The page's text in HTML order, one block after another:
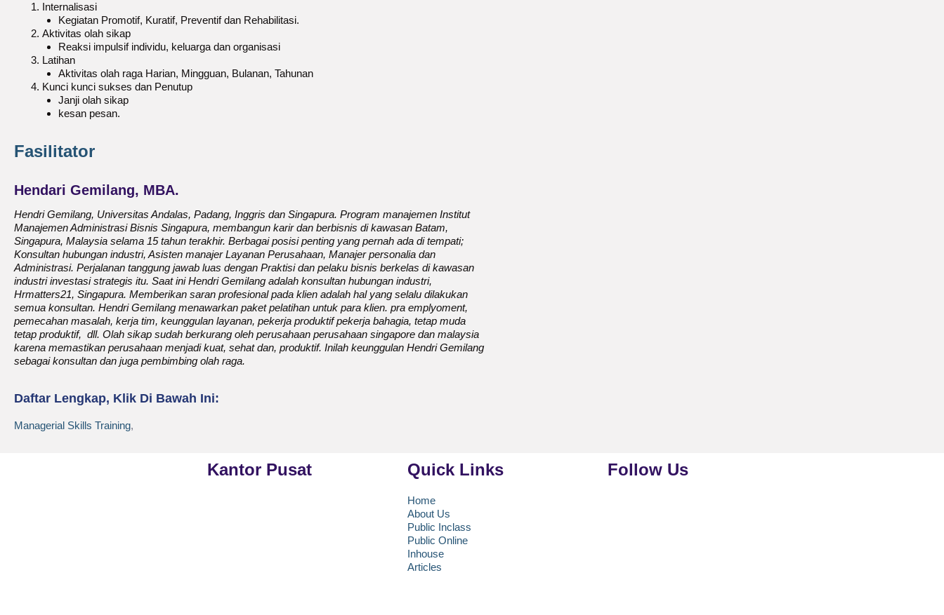
Internalisasi
Kegiatan Promotif, Kuratif, Preventif dan Rehabilitasi.
Aktivitas olah sikap
Reaksi impulsif individu, keluarga dan organisasi
Latihan
Aktivitas olah raga Harian, Mingguan, Bulanan, Tahunan
Kunci kunci sukses dan Penutup
Janji olah sikap
kesan pesan.
Fasilitator
Hendari Gemilang, MBA.
Hendri Gemilang, Universitas Andalas, Padang, Inggris dan Singapura. Program manajemen Institut
Manajemen Administrasi Bisnis Singapura, membangun karir dan berbisnis di kawasan Batam,
Singapura, Malaysia selama 15 tahun terakhir. Berbagai posisi penting yang pernah ada di tempati;
Konsultan hubungan industri, Asisten manajer Layanan Perusahaan, Manajer personalia dan
Administrasi. Perjalanan tanggung jawab luas dengan Praktisi dan pelaku bisnis berkelas di kawasan
industri investasi strategis itu. Saat ini Hendri Gemilang adalah konsultan hubungan industri,
Hrmatters21, Singapura. Memberikan saran profesional pada klien adalah hal yang selalu dilakukan
semua konsultan. Hendri Gemilang menawarkan paket pelatihan untuk para klien. pra emplyoment,
pemecahan masalah, kerja tim, keunggulan layanan, pekerja produktif pekerja bahagia, tetap muda
tetap produktif, dll. Olah sikap sudah berkurang oleh perusahaan perusahaan singapore dan malaysia
karena memastikan perusahaan menjadi kuat, sehat dan, produktif. Inilah keunggulan Hendri Gemilang
sebagai konsultan dan juga pembimbing olah raga.
Daftar Lengkap, Klik Di Bawah Ini:
Managerial Skills Training,
Kantor Pusat Quick Links
Home
About Us
Public Inclass
Public Online
Inhouse
Articles
Follow Us